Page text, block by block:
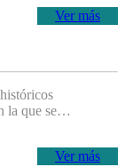
Ver más
la que se…
Ver más